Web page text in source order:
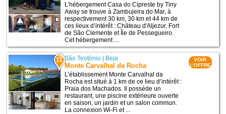
L’hébergement Casa do Cipreste by Tiny
Away se trouve à Zambujeira do Mar, à
respectivement 30 km, 30 km et 44 km de
ces lieux d’intérêt : Château d'Aljezur, Fort
de São Clemente et Île de Pessegueiro.
Cet hébergement ...
11 São Teotónio | Beja
Monte Carvalhal da Rocha
L’établissement Monte Carvalhal da
Rocha est situé à 1 km de ce lieu d’intérêt :
Praia dos Machados. Il possède un
restaurant, une piscine extérieure ouverte
en saison, un jardin et un salon commun.
La connexion Wi-Fi et ...
VOIR
L'OFFRE